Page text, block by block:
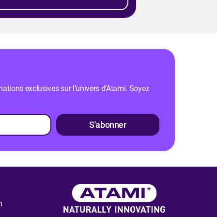
exclusives sur l’univers d’Atami. Soyez
S'abonner